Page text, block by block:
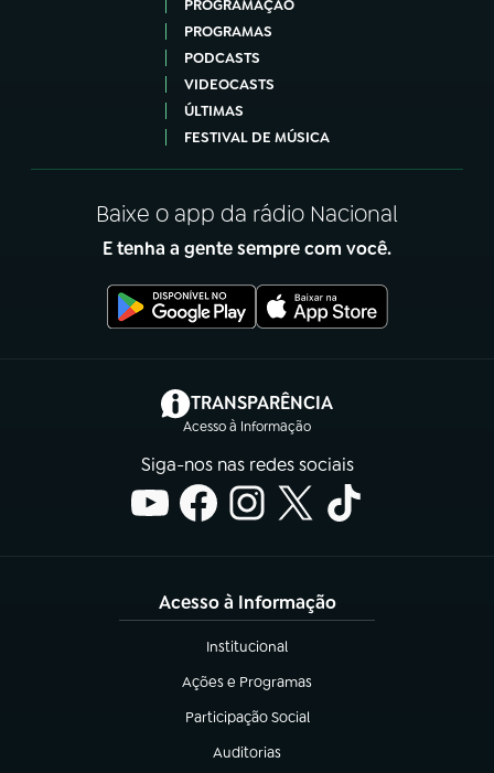
PROGRAMAÇÃO
PROGRAMAS
PODCASTS
VIDEOCASTS
ÚLTIMAS
FESTIVAL DE MÚSICA
Baixe o app da rádio Nacional
E tenha a gente sempre com você.
TRANSPARÊNCIA
Acesso à Informação
(abre em nova aba)
Siga-nos nas redes sociais
Acesso à Informação
Institucional
(abre em nova aba)
Ações e Programas
(abre em nova aba)
Participação Social
(abre em nova aba)
Auditorias
(abre em nova aba)